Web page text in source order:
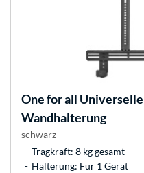
One for all
Wandhalterung
schwarz
Tragkraft: 8 kg gesamt
Halterung: Für 1 Gerät